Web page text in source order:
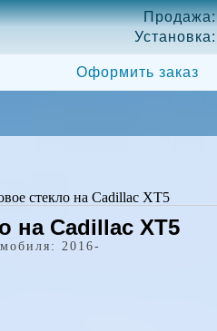
Продажа:
Установка:
Оформить заказ
стекло на Cadillac XT5
на Cadillac XT5
2016-